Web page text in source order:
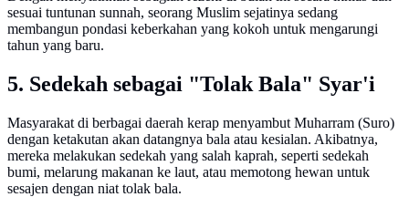
sesuai tuntunan sunnah, seorang Muslim sejatinya sedang
membangun pondasi keberkahan yang kokoh untuk mengarungi
tahun yang baru.
5. Sedekah sebagai "Tolak Bala" Syar'i
Masyarakat di berbagai daerah kerap menyambut Muharram (Suro)
dengan ketakutan akan datangnya bala atau kesialan. Akibatnya,
mereka melakukan sedekah yang salah kaprah, seperti sedekah
bumi, melarung makanan ke laut, atau memotong hewan untuk
sesajen dengan niat tolak bala.